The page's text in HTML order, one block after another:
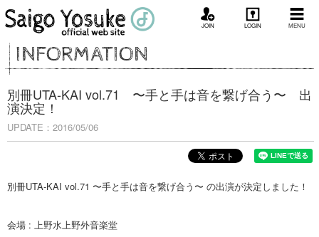
JOIN LOGIN MENU
INFORMATION
別冊UTA-KAI vol.71 〜手と手は音を繋げ合う〜 出
演決定！
UPDATE：2016/05/06
別冊UTA-KAI vol.71 〜手と手は音を繋げ合う〜 の出演が決定しました！
会場 : 上野水上野外音楽堂